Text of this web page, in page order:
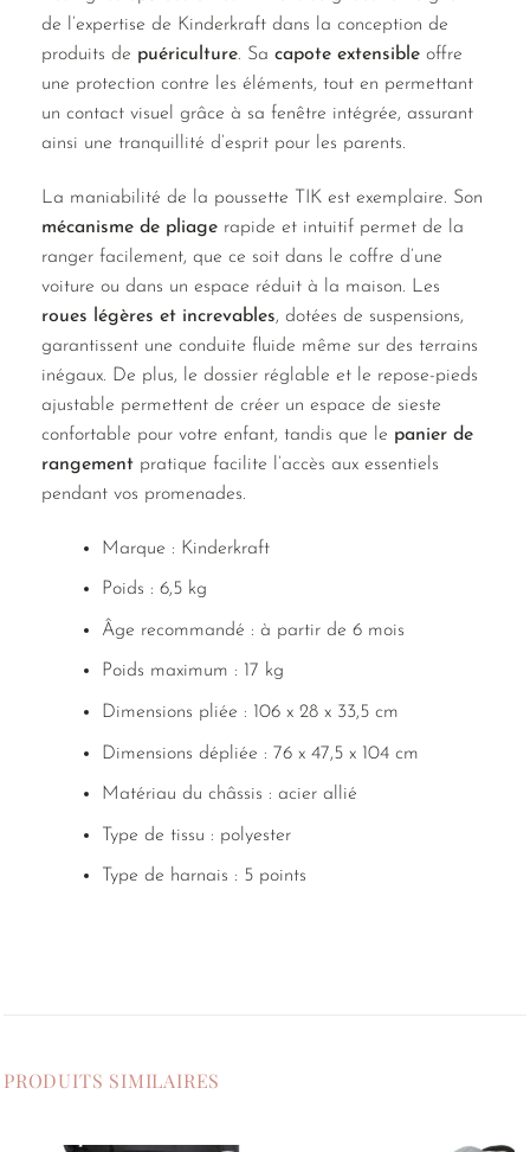
de l’expertise de Kinderkraft dans la conception de
produits de puériculture. Sa capote extensible offre
une protection contre les éléments, tout en permettant
un contact visuel grâce à sa fenêtre intégrée, assurant
ainsi une tranquillité d’esprit pour les parents.
La maniabilité de la poussette TIK est exemplaire. Son
mécanisme de pliage rapide et intuitif permet de la
ranger facilement, que ce soit dans le coffre d’une
voiture ou dans un espace réduit à la maison. Les
roues légères et increvables, dotées de suspensions,
garantissent une conduite fluide même sur des terrains
inégaux. De plus, le dossier réglable et le repose-pieds
ajustable permettent de créer un espace de sieste
confortable pour votre enfant, tandis que le panier de
rangement pratique facilite l’accès aux essentiels
pendant vos promenades.
Marque : Kinderkraft
Poids : 6,5 kg
Âge recommandé : à partir de 6 mois
Poids maximum : 17 kg
Dimensions pliée : 106 x 28 x 33,5 cm
Dimensions dépliée : 76 x 47,5 x 104 cm
Matériau du châssis : acier allié
Type de tissu : polyester
Type de harnais : 5 points
PRODUITS SIMILAIRES